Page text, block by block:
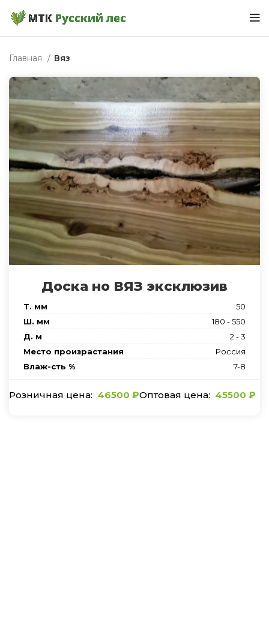
Главная Вяз
Доска но ВЯЗ эксклюзив
Т. мм
50
Ш. мм
180 - 550
Д. м
2 - 3
Место произрастания
Россия
Влаж-сть %
7-8
46500 ₽ 45500 ₽